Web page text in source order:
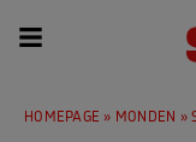
HOMEPAGE » MONDEN »